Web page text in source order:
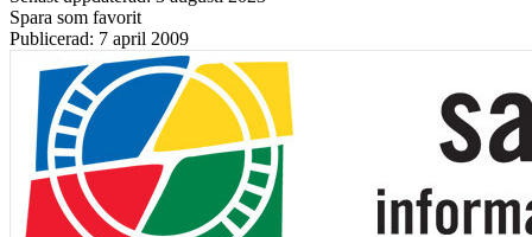
Spara som favorit
Publicerad: 7 april 2009